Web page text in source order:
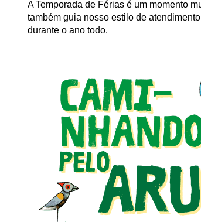
A Temporada de Férias é um momento
também guia nosso estilo de
durante o ano todo.